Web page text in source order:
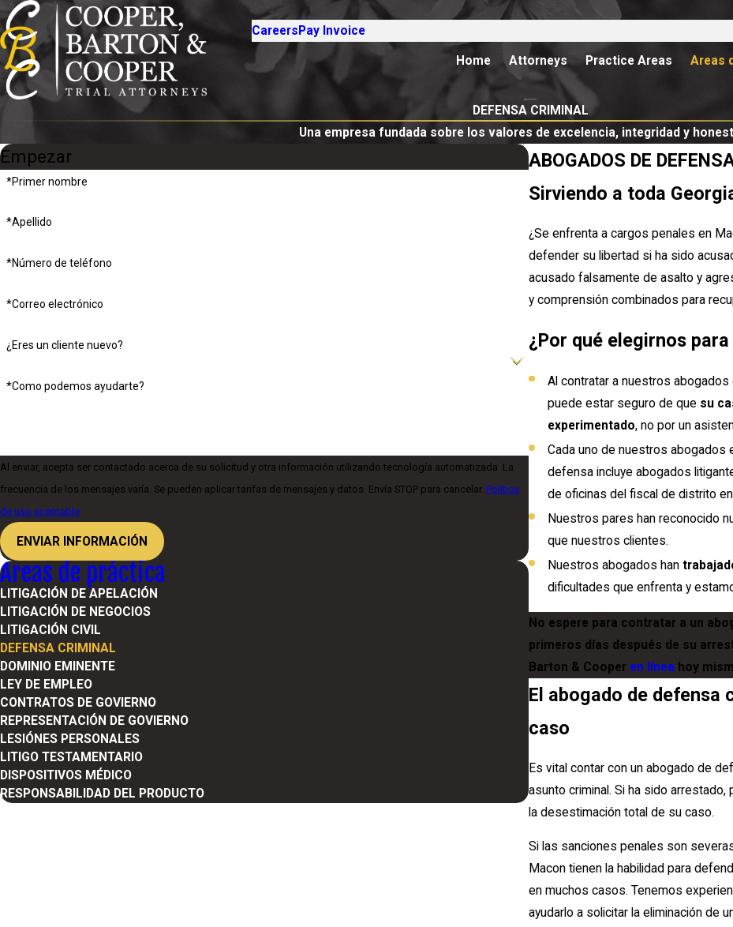
Careers Pay Invoice
Home Attorneys Practice Areas Areas
DEFENSA CRIMINAL
Una empresa fundada sobre los valores de excelencia, integridad y
ABOGADOS DE
Sirviendo a toda
¿Se enfrenta a cargos penales en
defender su libertad si ha sido
acusado falsamente de asalto y
y comprensión combinados para
¿Por qué elegirnos
Al contratar a nuestros
puede estar seguro de que su
experimentado, no por un
Cada uno de nuestros abogados
defensa incluye abogados
de oficinas del fiscal de distrito
Nuestros pares han reconocido
que nuestros clientes.
Nuestros abogados han
dificultades que enfrenta y
No espere para contratar a un
primeros días después de su
Barton & Cooper en línea hoy
El abogado de defensa
caso
Es vital contar con un abogado de
asunto criminal. Si ha sido
la desestimación total de su caso.
Si las sanciones penales son
Macon tienen la habilidad para
en muchos casos. Tenemos
ayudarlo a solicitar la eliminación de
Empezar
*Primer nombre
*Apellido
*Número de teléfono
*Correo electrónico
¿Eres un cliente nuevo?
*Como podemos ayudarte?
Al enviar, acepta ser contactado acerca de su solicitud y otra información utilizando tecnología automatizada. La
frecuencia de los mensajes varía. Se pueden aplicar tarifas de mensajes y datos. Envía STOP para cancelar. Política
de uso aceptable
ENVIAR INFORMACIÓN
Areas de práctica
LITIGACIÓN DE APELACIÓN
LITIGACIÓN DE NEGOCIOS
LITIGACIÓN CIVIL
DEFENSA CRIMINAL
DOMINIO EMINENTE
LEY DE EMPLEO
CONTRATOS DE GOVIERNO
REPRESENTACIÓN DE GOVIERNO
LESIÓNES PERSONALES
LITIGO TESTAMENTARIO
DISPOSITIVOS MÉDICO
RESPONSABILIDAD DEL PRODUCTO